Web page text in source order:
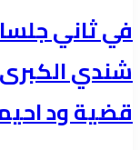
في ثاني
شندي
قضية ود